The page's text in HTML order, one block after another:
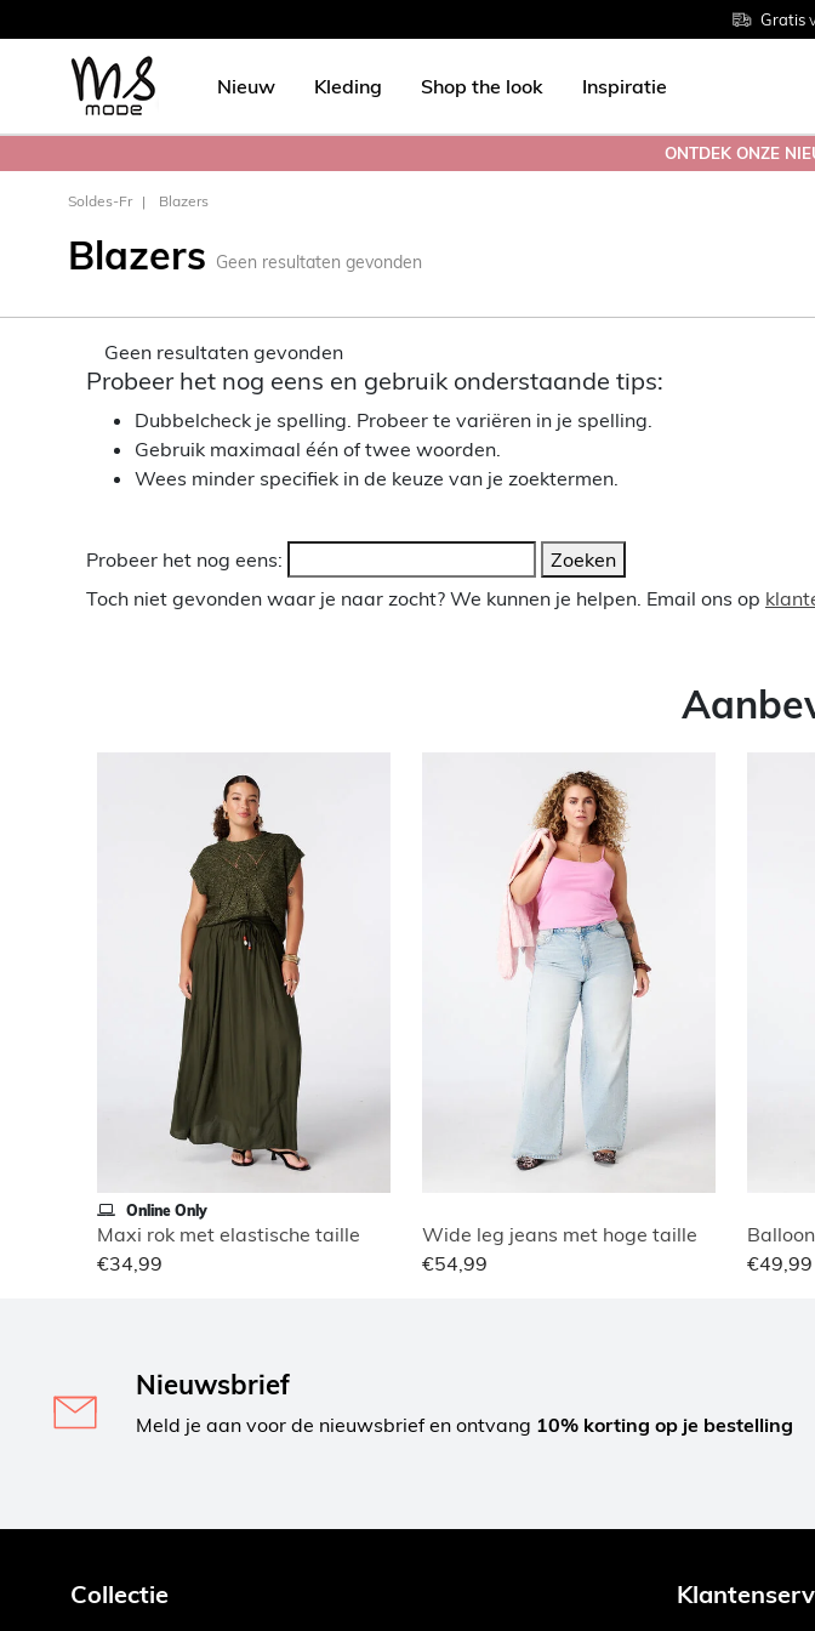
Gratis
Gratis
Nieuw Kleding Shop the look Inspiratie
ONTDEK ONZE
Soldes-Fr Blazers
Blazers Geen resultaten gevonden
Geen resultaten gevonden
Probeer het nog eens en gebruik onderstaande tips:
Dubbelcheck je spelling. Probeer te variëren in je spelling.
Gebruik maximaal één of twee woorden.
Wees minder specifiek in de keuze van je zoektermen.
Probeer het nog eens:
Zoeken
Toch niet gevonden waar je naar zocht? We kunnen je helpen. Email ons op
Online Only
Maxi rok met elastische taille
€34,99
Wide leg jeans met hoge taille
€54,99
€49,99
Nieuwsbrief
Meld je aan voor de nieuwsbrief en ontvang 10% korting op je bestelling
Collectie